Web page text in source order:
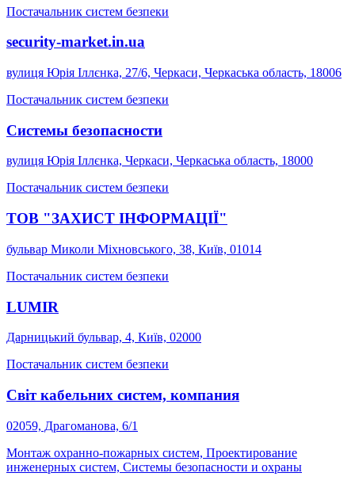
Постачальник систем безпеки
security-market.in.ua
вулиця Юрія Іллєнка, 27/6, Черкаси, Черкаська область, 18006
Постачальник систем безпеки
Системы безопасности
вулиця Юрія Іллєнка, Черкаси, Черкаська область, 18000
Постачальник систем безпеки
ТОВ "ЗАХИСТ ІНФОРМАЦІЇ"
бульвар Миколи Міхновського, 38, Київ, 01014
Постачальник систем безпеки
LUMIR
Дарницький бульвар, 4, Київ, 02000
Постачальник систем безпеки
Світ кабельних систем, компания
02059, Драгоманова, 6/1
Монтаж охранно-пожарных систем, Проектирование
инженерных систем, Системы безопасности и охраны